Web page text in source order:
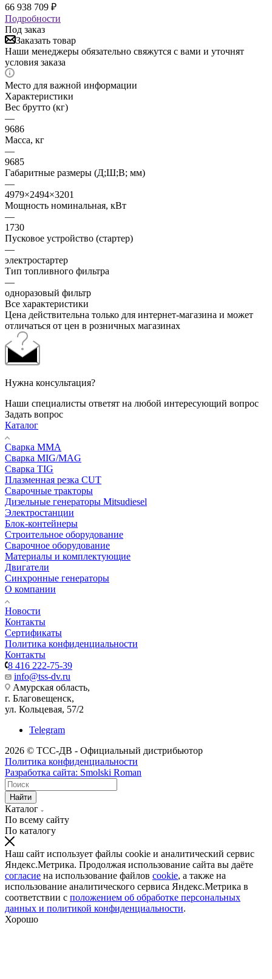
66 938 709 ₽
Подробности
Под заказ
Заказать товар
Наши менеджеры обязательно свяжутся с вами и уточнят
условия заказа
Место для важной информации
Характеристики
Вес брутто (кг)
—
9686
Масса, кг
—
9685
Габаритные размеры (Д;Ш;В; мм)
—
4979×2494×3201
Мощность номинальная, кВт
—
1730
Пусковое устройство (стартер)
—
электростартер
Тип топливного фильтра
—
одноразовый фильтр
Все характеристики
Цена действительна только для интернет-магазина и может
отличаться от цен в розничных магазинах
Нужна консультация?
Наши специалисты ответят на любой интересующий вопрос
Задать вопрос
Каталог
Сварка MMA
Сварка MIG/MAG
Сварка TIG
Плазменная резка CUT
Сварочные тракторы
Дизельные генераторы Mitsudiesel
Электростанции
Блок-контейнеры
Строительное оборудование
Сварочное оборудование
Материалы и комплектующие
Двигатели
Синхронные генераторы
О компании
Новости
Контакты
Сертификаты
Политика конфиденциальности
Контакты
8 416 222-75-39
info@tss-dv.ru
Амурская область,
г. Благовещенск,
ул. Кольцевая, 57/2
Telegram
2026 © ТСС-ДВ - Официальный дистрибьютор
Политика конфиденциальности
Разработка сайта: Smolski Roman
Найти
Каталог
По всему сайту
По каталогу
Наш сайт использует файлы cookie и аналитический сервис
Яндекс.Метрика. Продолжая использование сайта вы даёте
согласие на использование файлов cookie, а также на
использование аналитического сервиса Яндекс.Метрика в
соответствии с положением об обработке персональных
данных и политикой конфиденциальности.
Хорошо